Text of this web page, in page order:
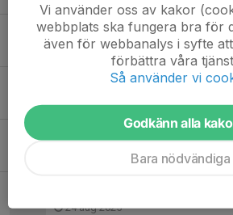
fysträning lördagar kl15-17
12 dec 2025
Diskoskytte fredag kl18-19
28 aug 2025
Problem att se schemat i
24 aug 2025
Vi använder oss av kakor
webbplats ska fungera bra för
även för webbanalys i syfte
förbättra våra
Så använder vi
Godkänn alla
Bara nödvändiga